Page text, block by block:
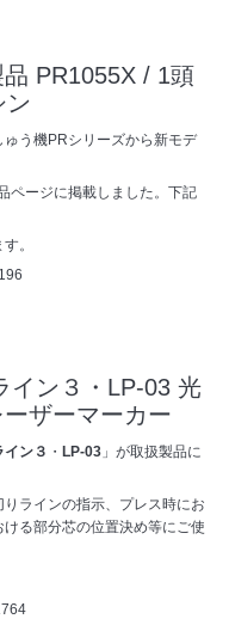
PR1055X / 1頭
ン
う機PRシリーズから新モデ
ページに掲載しました。下記
。
イン３・LP-03 光
ザーマーカー
イン３ ・ LP-03 」が取扱製品に
ラインの指示、プレス時にお
る部分芯の位置決め等にご使